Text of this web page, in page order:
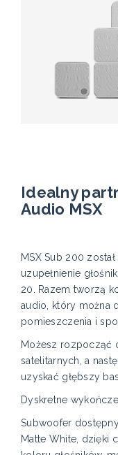
Idealny
Audio MSX
MSX Sub 200
uzupełnienie
20. Razem tworzą
audio, który można
pomieszczenia i
Możesz rozpocząć
satelitarnych, a
uzyskać głębszy
Dyskretne
Subwoofer
Matte White, dzięki